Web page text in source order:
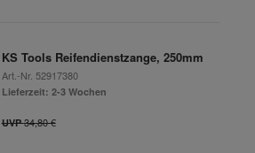
KS Tools Reifendienstzange, 250mm
Art.-Nr. 52917380
Lieferzeit: 2-3 Wochen
UVP34,80 €